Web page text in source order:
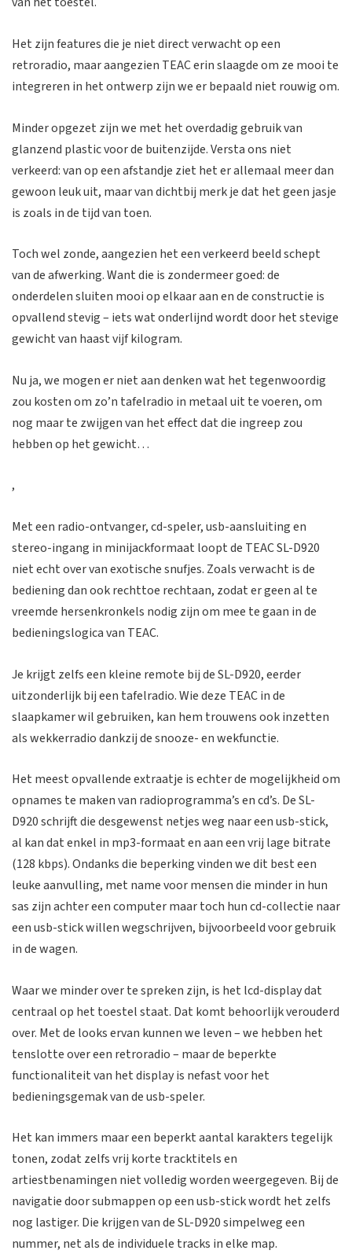
Het zijn features die je niet direct verwacht op een
retroradio, maar aangezien TEAC erin slaagde om ze mooi te
integreren in het ontwerp zijn we er bepaald niet rouwig om.
Minder opgezet zijn we met het overdadig gebruik van
glanzend plastic voor de buitenzijde. Versta ons niet
verkeerd: van op een afstandje ziet het er allemaal meer dan
gewoon leuk uit, maar van dichtbij merk je dat het geen jasje
is zoals in de tijd van toen.
Toch wel zonde, aangezien het een verkeerd beeld schept
van de afwerking. Want die is zondermeer goed: de
onderdelen sluiten mooi op elkaar aan en de constructie is
opvallend stevig – iets wat onderlijnd wordt door het stevige
gewicht van haast vijf kilogram.
Nu ja, we mogen er niet aan denken wat het tegenwoordig
zou kosten om zo’n tafelradio in metaal uit te voeren, om
nog maar te zwijgen van het effect dat die ingreep zou
hebben op het gewicht…
,
Met een radio-ontvanger, cd-speler, usb-aansluiting en
stereo-ingang in minijackformaat loopt de TEAC SL-D920
niet echt over van exotische snufjes. Zoals verwacht is de
bediening dan ook rechttoe rechtaan, zodat er geen al te
vreemde hersenkronkels nodig zijn om mee te gaan in de
bedieningslogica van TEAC.
Je krijgt zelfs een kleine remote bij de SL-D920, eerder
uitzonderlijk bij een tafelradio. Wie deze TEAC in de
slaapkamer wil gebruiken, kan hem trouwens ook inzetten
als wekkerradio dankzij de snooze- en wekfunctie.
Het meest opvallende extraatje is echter de mogelijkheid om
opnames te maken van radioprogramma’s en cd’s. De SL-
D920 schrijft die desgewenst netjes weg naar een usb-stick,
al kan dat enkel in mp3-formaat en aan een vrij lage bitrate
(128 kbps). Ondanks die beperking vinden we dit best een
leuke aanvulling, met name voor mensen die minder in hun
sas zijn achter een computer maar toch hun cd-collectie naar
een usb-stick willen wegschrijven, bijvoorbeeld voor gebruik
in de wagen.
Waar we minder over te spreken zijn, is het lcd-display dat
centraal op het toestel staat. Dat komt behoorlijk verouderd
over. Met de looks ervan kunnen we leven – we hebben het
tenslotte over een retroradio – maar de beperkte
functionaliteit van het display is nefast voor het
bedieningsgemak van de usb-speler.
Het kan immers maar een beperkt aantal karakters tegelijk
tonen, zodat zelfs vrij korte tracktitels en
artiestbenamingen niet volledig worden weergegeven. Bij de
navigatie door submappen op een usb-stick wordt het zelfs
nog lastiger. Die krijgen van de SL-D920 simpelweg een
nummer, net als de individuele tracks in elke map.